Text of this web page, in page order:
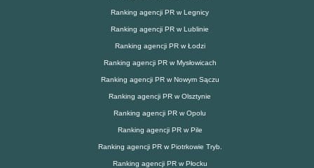
Ranking agencji PR w Legnicy
Ranking agencji PR w Lublinie
Ranking agencji PR w Łodzi
Ranking agencji PR w Mysłowicach
Ranking agencji PR w Nowym Sączu
Ranking agencji PR w Olsztynie
Ranking agencji PR w Opolu
Ranking agencji PR w Pile
Ranking agencji PR w Piotrkowie Tryb.
Ranking agencji PR w Płocku